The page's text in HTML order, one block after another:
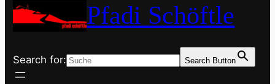
Pfadi Schöftle
Search for: Search Button